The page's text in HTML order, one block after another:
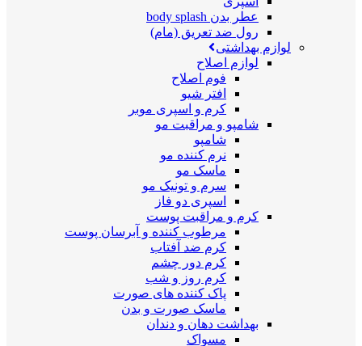
عطر بدن body splash
رول ضد تعریق (مام)
لوازم بهداشتی
لوازم اصلاح
فوم اصلاح
افتر شیو
کرم و اسپری موبر
شامپو و مراقبت مو
شامپو
نرم کننده مو
ماسک مو
سرم و تونیک مو
اسپری دو فاز
کرم و مراقبت پوست
مرطوب کننده و آبرسان پوست
کرم ضد آفتاب
کرم دور چشم
کرم روز و شب
پاک کننده های صورت
ماسک صورت و بدن
بهداشت دهان و دندان
مسواک